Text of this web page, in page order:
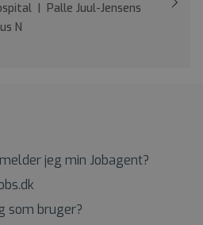
| Palle Juul-Jensens
N
jeg min Jobagent?
som bruger?